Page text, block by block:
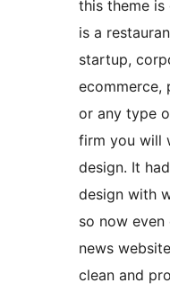
this theme
is a
startup,
ecommerce,
or any type
firm you will
design. It
design with
so now
news
clean and